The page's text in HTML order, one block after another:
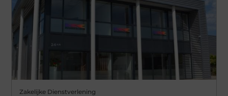
Zakelijke Dienstverlening